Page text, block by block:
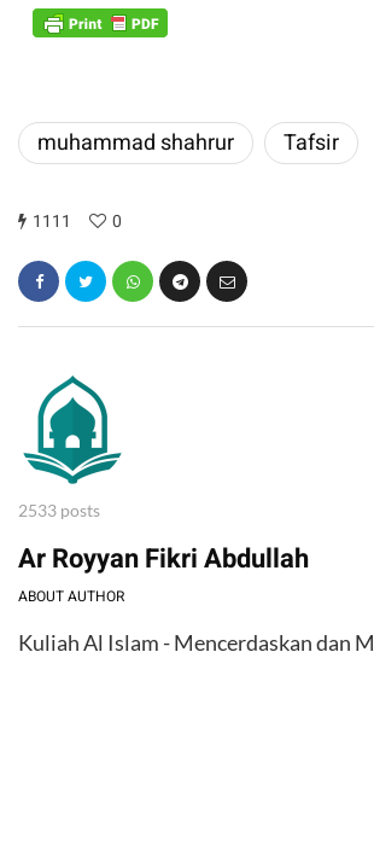
muhammad shahrur Tafsir
1111 0
2533 posts
Ar Royyan Fikri Abdullah
ABOUT AUTHOR
Kuliah Al Islam - Mencerdaskan dan